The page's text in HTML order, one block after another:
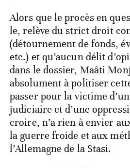
Alors que le procès en
le, relève du strict droit
(détournement de fonds,
etc.) et qu’aucun délit
dans le dossier, Maâti
absolument à politiser
passer pour la victime
judiciaire et d’une
croire, n’a rien à envier
la guerre froide et aux
l’Allemagne de la Stasi.